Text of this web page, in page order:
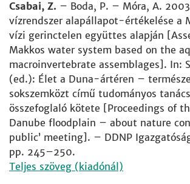
Csabai, Z. – Boda, P. – Móra, A.
vízrendszer alapállapot-értékelése a
vízi gerinctelen együttes alapján
Makkos water system based on the
macroinvertebrate assemblages]. In:
(ed.): Élet a Duna-ártéren –
sokszemközt című tudományos
összefoglaló kötete [Proceedings of
Danube floodplain – about nature
public’ meeting]. – DDNP
pp. 245–250.
Teljes szöveg (kiadónál)